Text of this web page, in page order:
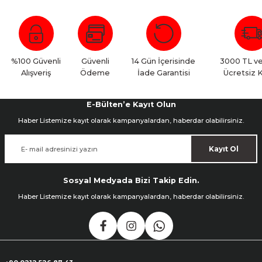
Bu ürüne ilk yorumu siz yapın!
Yorum Yaz
%100 Güvenli
Alışveriş
Güvenli
Ödeme
14 Gün İçerisinde
İade Garantisi
3000 TL
Ücretsiz
E-Bülten’e Kayıt Olun
Haber Listemize kayıt olarak kampanyalardan, haberdar olabilirsiniz.
Kayıt Ol
Sosyal Medyada Bizi Takip Edin.
Haber Listemize kayıt olarak kampanyalardan, haberdar olabilirsiniz.